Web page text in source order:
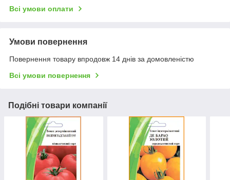
Всі умови оплати
Умови повернення
Повернення товару впродовж 14 днів за домовленістю
Всі умови повернення
Подібні товари компанії